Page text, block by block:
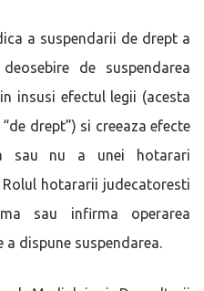
a suspendarii de drept a
de suspendarea
insusi efectul legii (acesta
drept”) si creeaza efecte
sau nu a unei hotarari
hotararii judecatoresti
sau infirma operarea
dispune suspendarea.